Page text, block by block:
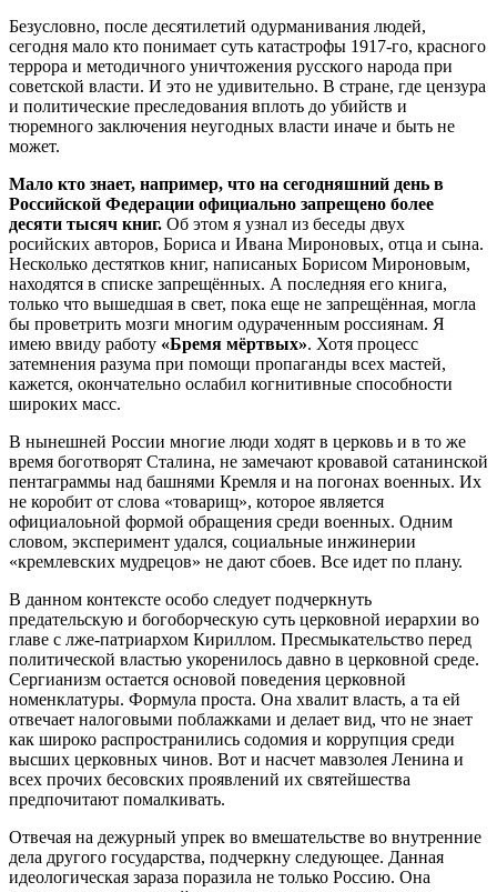
Безусловно, после десятилетий одурманивания людей,
сегодня мало кто понимает суть катастрофы 1917-го, красного
террора и методичного уничтожения русского народа при
советской власти. И это не удивительно. В стране, где цензура
и политические преследования вплоть до убийств и
тюремного заключения неугодных власти иначе и быть не
может.
Мало кто знает, например, что на сегодняшний день в
Российской Федерации официально запрещено более
десяти тысяч книг. Об этом я узнал из беседы двух
росийских авторов, Бориса и Ивана Мироновых, отца и сына.
Несколько дестятков книг, написаных Борисом Мироновым,
находятся в списке запрещённых. А последняя его книга,
только что вышедшая в свет, пока еще не запрещённая, могла
бы проветрить мозги многим одураченным россиянам. Я
имею ввиду работу «Бремя мёртвых». Хотя процесс
затемнения разума при помощи пропаганды всех мастей,
кажется, окончательно ослабил когнитивные способности
широких масс.
В нынешней России многие люди ходят в церковь и в то же
время боготворят Сталина, не замечают кровавой сатанинской
пентаграммы над башнями Кремля и на погонах военных. Их
не коробит от слова «товарищ», которое является
официалоьной формой обращения среди военных. Одним
словом, эксперимент удался, социальные инжинерии
«кремлевских мудрецов» не дают сбоев. Все идет по плану.
В данном контексте особо следует подчеркнуть
предательскую и богоборческую суть церковной иерархии во
главе с лже-патриархом Кириллом. Пресмыкательство перед
политической властью укоренилось давно в церковной среде.
Сергианизм остается основой поведения церковной
номенклатуры. Формула проста. Она хвалит власть, а та ей
отвечает налоговыми поблажками и делает вид, что не знает
как широко распространились содомия и коррупция среди
высших церковных чинов. Вот и насчет мавзолея Ленина и
всех прочих бесовских проявлений их святейшества
предпочитают помалкивать.
Отвечая на дежурный упрек во вмешательстве во внутренние
дела другого государства, подчеркну следующее. Данная
идеологическая зараза поразила не только Россию. Она